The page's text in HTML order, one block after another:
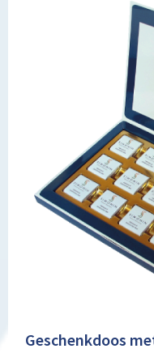
Geschenkdoos